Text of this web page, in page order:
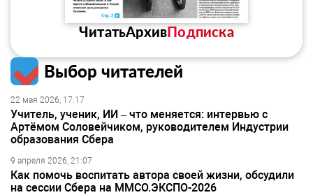
ЧитатьАрхивПодписка
Выбор читателей
22 мая 2026, 17:17
Учитель, ученик, ИИ – что меняется: интервью с
Артёмом Соловейчиком, руководителем Индустрии
образования Сбера
9 апреля 2026, 21:07
Как помочь воспитать автора своей жизни, обсудили
на сессии Сбера на ММСО.ЭКСПО-2026